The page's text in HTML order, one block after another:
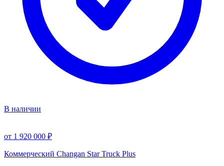
В наличии
от 1 920 000 ₽
Коммерческий Changan Star Truck Plus